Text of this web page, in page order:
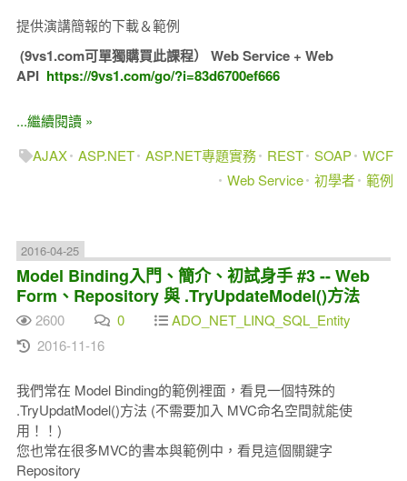
提供演講簡報的下載＆範例
(9vs1.com可單獨購買此課程） Web Service + Web
API https://9vs1.com/go/?i=83d6700ef666
...繼續閱讀 »
AJAX ASP.NET ASP.NET專題實務 REST SOAP WCF
Web Service 初學者 範例
2016-04-25
Model Binding入門、簡介、初試身手 #3 -- Web
Form、Repository 與 .TryUpdateModel()方法
2600 0
ADO_NET_LINQ_SQL_Entity
2016-11-16
我們常在 Model Binding的範例裡面，看見一個特殊的
.TryUpdatModel()方法 (不需要加入 MVC命名空間就能使
用！！)
您也常在很多MVC的書本與範例中，看見這個關鍵字
Repository